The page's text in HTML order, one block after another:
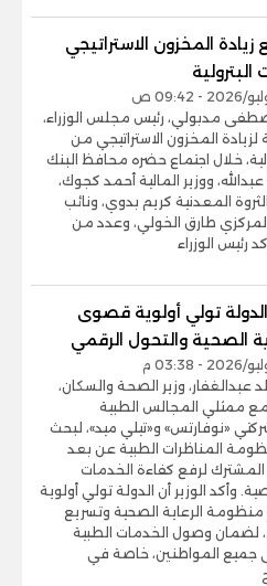
زيادة المخزون الاستراتيجي
مدبولي، رئيس مجلس الوزراء،
المخزون الاستراتيجي من
خلال اجتماع حضره محافظ البنك
ووزير المالية أحمد كجوك،
المعدنية كريم بدوي، ونائب
طارق الخولي، وعدد من
رئيس الوزراء
تولي أولوية قصوى
الصحية والتحول الرقمي
عبدالغفار، وزير الصحة والسكان،
مع ممثلي المجالس الطبية
«نوفارتس» و«تيلي ميد»، لبحث
المناظرات الطبية عن بعد
المشترك لرفع كفاءة الخدمات
وأكد الوزير أن الدولة تولي أولوية
الرعاية الصحية وتسريع
لضمان وصول الخدمات الطبية
جميع المواطنين، خاصة في